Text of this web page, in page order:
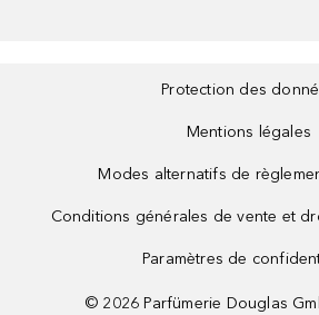
Protection des
Mentions légales
Modes alternatifs de
Conditions générales de vente et
Paramètres de
© 2026 Parfümerie Douglas